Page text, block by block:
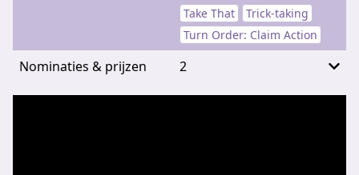
Take That
Trick-taking
Turn Order: Claim Action
Nominaties & prijzen 2